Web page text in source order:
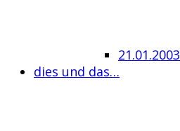
21.01.2003
dies und das…